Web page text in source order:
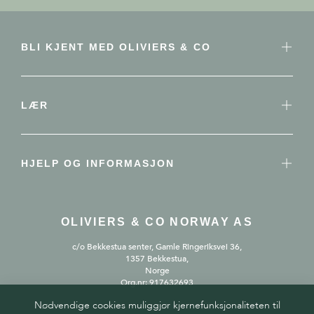
BLI KJENT MED OLIVIERS & CO
LÆR
HJELP OG INFORMASJON
OLIVIERS & CO NORWAY AS
c/o Bekkestua senter, Gamle Ringeriksvei 36,
1357 Bekkestua,
Norge
Org.nr: 917632693
Nødvendige cookies muliggjør kjernefunksjonaliteten til